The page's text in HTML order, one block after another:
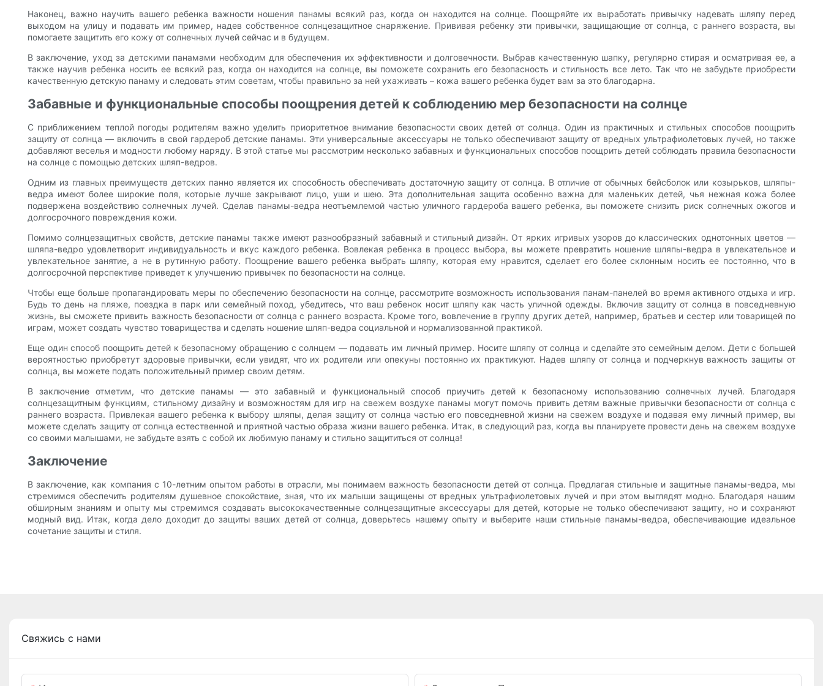
Наконец, важно научить вашего ребенка важности ношения панамы всякий раз, когда он находится на солнце. Поощряйте их выработать привычку надевать шляпу перед
выходом на улицу и подавать им пример, надев собственное солнцезащитное снаряжение. Прививая ребенку эти привычки, защищающие от солнца, с раннего возраста, вы
помогаете защитить его кожу от солнечных лучей сейчас и в будущем.
В заключение, уход за детскими панамами необходим для обеспечения их эффективности и долговечности. Выбрав качественную шапку, регулярно стирая и осматривая ее, а
также научив ребенка носить ее всякий раз, когда он находится на солнце, вы поможете сохранить его безопасность и стильность все лето. Так что не забудьте приобрести
качественную детскую панаму и следовать этим советам, чтобы правильно за ней ухаживать – кожа вашего ребенка будет вам за это благодарна.
Забавные и функциональные способы поощрения детей к соблюдению мер безопасности на солнце
С приближением теплой погоды родителям важно уделить приоритетное внимание безопасности своих детей от солнца. Один из практичных и стильных способов поощрить
защиту от солнца — включить в свой гардероб детские панамы. Эти универсальные аксессуары не только обеспечивают защиту от вредных ультрафиолетовых лучей, но также
добавляют веселья и модности любому наряду. В этой статье мы рассмотрим несколько забавных и функциональных способов поощрить детей соблюдать правила безопасности
на солнце с помощью детских шляп-ведров.
Одним из главных преимуществ детских панно является их способность обеспечивать достаточную защиту от солнца. В отличие от обычных бейсболок или козырьков, шляпы-
ведра имеют более широкие поля, которые лучше закрывают лицо, уши и шею. Эта дополнительная защита особенно важна для маленьких детей, чья нежная кожа более
подвержена воздействию солнечных лучей. Сделав панамы-ведра неотъемлемой частью уличного гардероба вашего ребенка, вы поможете снизить риск солнечных ожогов и
долгосрочного повреждения кожи.
Помимо солнцезащитных свойств, детские панамы также имеют разнообразный забавный и стильный дизайн. От ярких игривых узоров до классических однотонных цветов —
шляпа-ведро удовлетворит индивидуальность и вкус каждого ребенка. Вовлекая ребенка в процесс выбора, вы можете превратить ношение шляпы-ведра в увлекательное и
увлекательное занятие, а не в рутинную работу. Поощрение вашего ребенка выбрать шляпу, которая ему нравится, сделает его более склонным носить ее постоянно, что в
долгосрочной перспективе приведет к улучшению привычек по безопасности на солнце.
Чтобы еще больше пропагандировать меры по обеспечению безопасности на солнце, рассмотрите возможность использования панам-панелей во время активного отдыха и игр.
Будь то день на пляже, поездка в парк или семейный поход, убедитесь, что ваш ребенок носит шляпу как часть уличной одежды. Включив защиту от солнца в повседневную
жизнь, вы сможете привить важность безопасности от солнца с раннего возраста. Кроме того, вовлечение в группу других детей, например, братьев и сестер или товарищей по
играм, может создать чувство товарищества и сделать ношение шляп-ведра социальной и нормализованной практикой.
Еще один способ поощрить детей к безопасному обращению с солнцем — подавать им личный пример. Носите шляпу от солнца и сделайте это семейным делом. Дети с большей
вероятностью приобретут здоровые привычки, если увидят, что их родители или опекуны постоянно их практикуют. Надев шляпу от солнца и подчеркнув важность защиты от
солнца, вы можете подать положительный пример своим детям.
В заключение отметим, что детские панамы — это забавный и функциональный способ приучить детей к безопасному использованию солнечных лучей. Благодаря
солнцезащитным функциям, стильному дизайну и возможностям для игр на свежем воздухе панамы могут помочь привить детям важные привычки безопасности от солнца с
раннего возраста. Привлекая вашего ребенка к выбору шляпы, делая защиту от солнца частью его повседневной жизни на свежем воздухе и подавая ему личный пример, вы
можете сделать защиту от солнца естественной и приятной частью образа жизни вашего ребенка. Итак, в следующий раз, когда вы планируете провести день на свежем воздухе
со своими малышами, не забудьте взять с собой их любимую панаму и стильно защититься от солнца!
Заключение
В заключение, как компания с 10-летним опытом работы в отрасли, мы понимаем важность безопасности детей от солнца. Предлагая стильные и защитные панамы-ведра, мы
стремимся обеспечить родителям душевное спокойствие, зная, что их малыши защищены от вредных ультрафиолетовых лучей и при этом выглядят модно. Благодаря нашим
обширным знаниям и опыту мы стремимся создавать высококачественные солнцезащитные аксессуары для детей, которые не только обеспечивают защиту, но и сохраняют
модный вид. Итак, когда дело доходит до защиты ваших детей от солнца, доверьтесь нашему опыту и выберите наши стильные панамы-ведра, обеспечивающие идеальное
сочетание защиты и стиля.
Свяжись с нами